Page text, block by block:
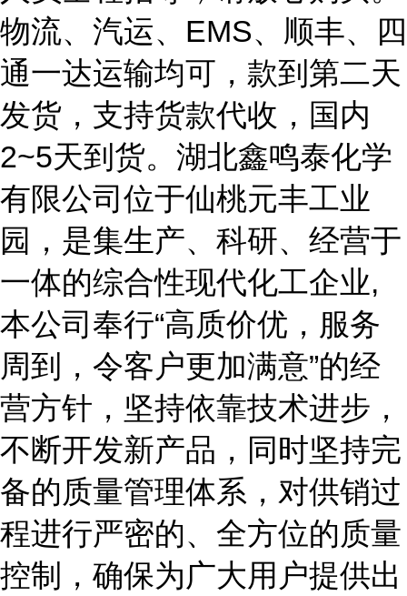
物流、汽运、EMS、顺丰、四
通一达运输均可，款到第二天
发货，支持货款代收，国内
2~5天到货。湖北鑫鸣泰化学
有限公司位于仙桃元丰工业
园，是集生产、科研、经营于
一体的综合性现代化工企业,
本公司奉行“高质价优，服务
周到，令客户更加满意”的经
营方针，坚持依靠技术进步，
不断开发新产品，同时坚持完
备的质量管理体系，对供销过
程进行严密的、全方位的质量
控制，确保为广大用户提供出